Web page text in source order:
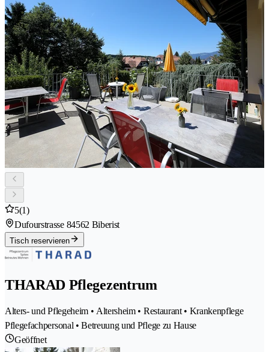
5(1)
Dufourstrasse 84562 Biberist
Tisch reservieren
THARAD Pflegezentrum
Alters- und Pflegeheim • Altersheim • Restaurant • Krankenpflege
Pflegefachpersonal • Betreuung und Pflege zu Hause
Geöffnet